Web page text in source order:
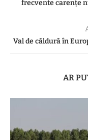
frecvente carențe
Val de căldură în
AR